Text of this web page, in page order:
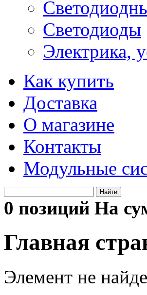
Светодиоды
Электрика,
Как купить
Доставка
О магазине
Контакты
Модульные
Найти
0 позиций На
Главная
Элемент не